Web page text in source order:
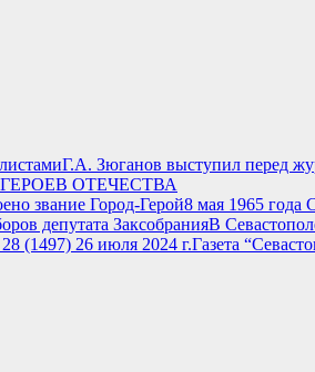
Г.А. Зюганов выступил перед
ОТЕЧЕСТВА
8 мая 1965 года
В
Газета